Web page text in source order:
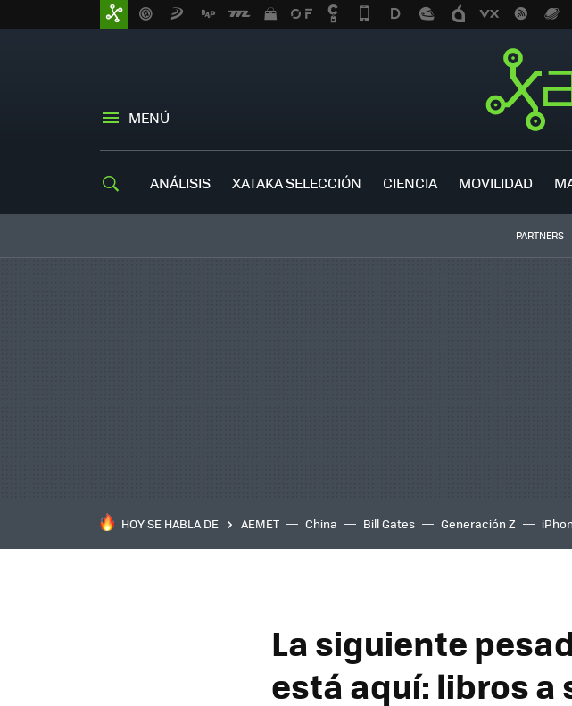
MENÚ
ANÁLISIS XATAKA SELECCIÓN CIENCIA MOVILIDAD
PARTNERS
HOY SE HABLA DE AEMET China Bill Gates Generación Z
La siguiente
está aquí: libros